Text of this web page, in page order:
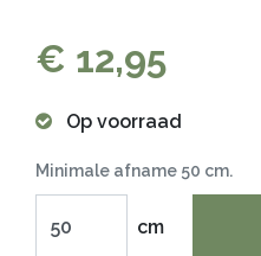
€ 12,95
Op voorraad
Minimale afname 50 cm.
cm